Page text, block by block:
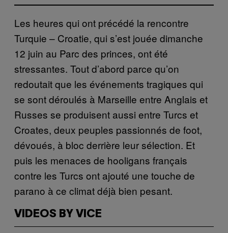
Les heures qui ont précédé la rencontre
Turquie – Croatie, qui s’est jouée dimanche
12 juin au Parc des princes, ont été
stressantes. Tout d’abord parce qu’on
redoutait que les événements tragiques qui
se sont déroulés à Marseille entre Anglais et
Russes se produisent aussi entre Turcs et
Croates, deux peuples passionnés de foot,
dévoués, à bloc derrière leur sélection. Et
puis les menaces de hooligans français
contre les Turcs ont ajouté une touche de
parano à ce climat déjà bien pesant.
VIDEOS BY VICE